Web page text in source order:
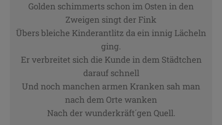
Golden schimmerts schon im Osten in den
Zweigen singt der Fink
Übers bleiche Kinderantlitz da ein innig Lächeln
ging.
Er verbreitet sich die Kunde in dem Städtchen
darauf schnell
Und noch manchen armen Kranken sah man
nach dem Orte wanken
Nach der wunderkräft´gen Quell.